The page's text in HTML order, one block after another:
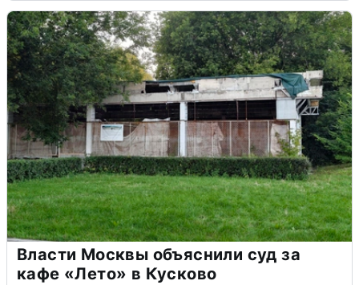
Власти Москвы объяснили суд за
кафе «Лето» в Кусково